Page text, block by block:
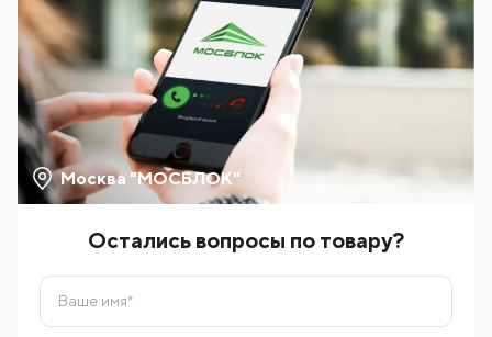
Москва "МОСБЛОК"
Остались вопросы по товару?